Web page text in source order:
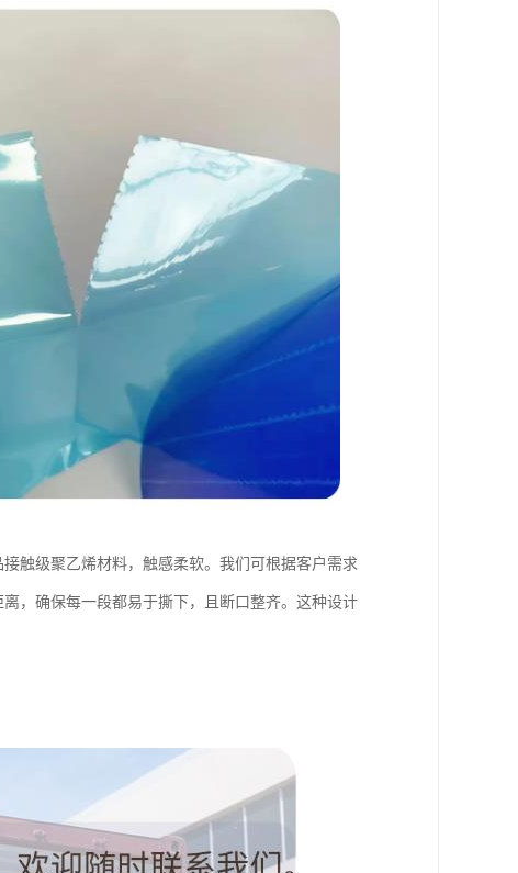
触级聚乙烯材料，触感柔软。我们可根据客户需求
，确保每一段都易于撕下，且断口整齐。这种设计